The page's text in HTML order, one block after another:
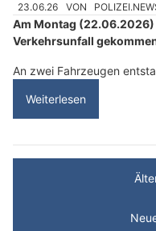
23.06.26 VON
Am Montag (22.06.2026)
Verkehrsunfall
An zwei Fahrzeugen
Weiterlesen